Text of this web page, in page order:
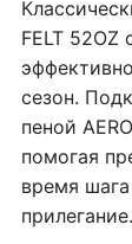
FELT 52OZ
сезон.
пеной
помогая
время
прилегание.